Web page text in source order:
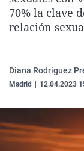
70% la clave
relación
Diana Rodríguez
Madrid 12.04.2023